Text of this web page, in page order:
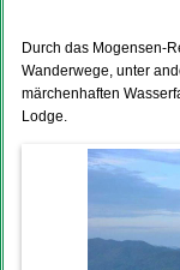
Durch das Mogensen-
Wanderwege, unter
märchenhaften
Lodge.